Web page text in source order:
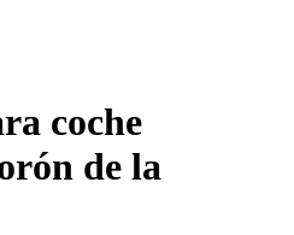
coche
de la